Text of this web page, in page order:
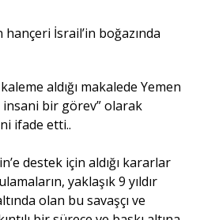
Dünya
- Analiz
aldığı makalede Yemen
insani bir görev” olarak
ifade etti..
destek için aldığı kararlar
yaklaşık 9 yıldır
olan bu savaşçı ve